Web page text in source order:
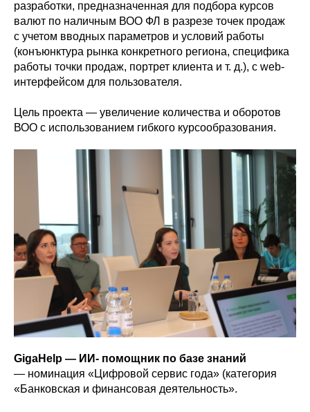
разработки, предназначенная для подбора курсов
валют по наличным ВОО ФЛ в разрезе точек продаж
с учетом вводных параметров и условий работы
(конъюнктура рынка конкретного региона, специфика
работы точки продаж, портрет клиента и т. д.), с web-
интерфейсом для пользователя.
Цель проекта — увеличение количества и оборотов
ВОО с использованием гибкого курсообразования.
GigaHelp — ИИ- помощник по базе знаний
— номинация «Цифровой сервис года» (категория
«Банковская и финансовая деятельность».